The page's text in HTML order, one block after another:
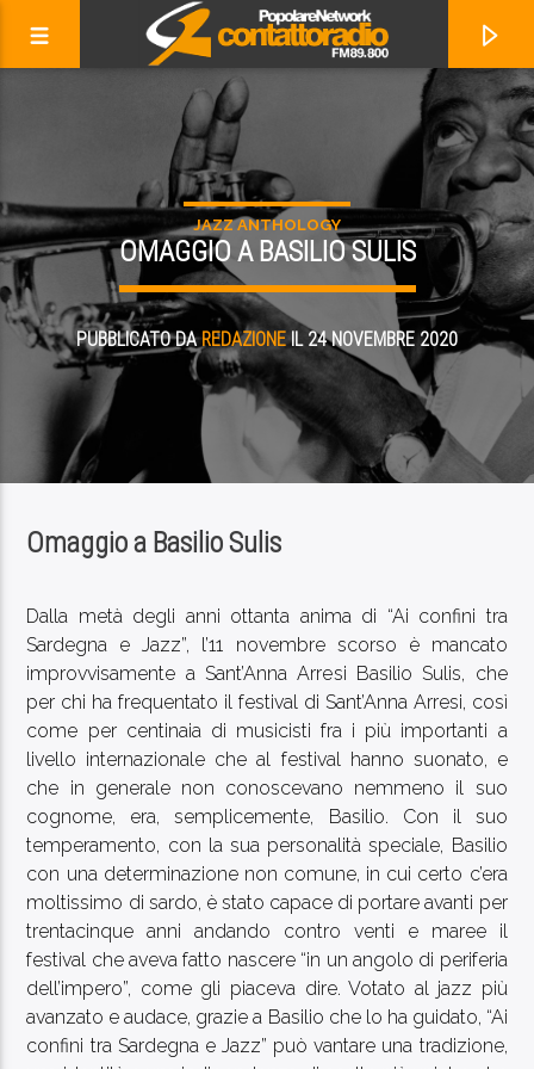
ADESSO IN ONDA
ENJOY THE SILENCE (FEAT. SKYE EDWARDS AND LARRY LOVE)
PROGRAMMA IN ONDA
MUSIC NO STOP!
01:00 08:30
SEGUICI SUI SOCIAL
JAZZ ANTHOLOGY
OMAGGIO A BASILIO SULIS
PUBBLICATO DAREDAZIONEIL 24 NOVEMBRE 2020
Omaggio a Basilio Sulis
Dalla metà degli anni ottanta anima di “Ai confini tra
Sardegna e Jazz”, l’11 novembre scorso è mancato
improvvisamente a Sant’Anna Arresi Basilio Sulis, che
per chi ha frequentato il festival di Sant’Anna Arresi, così
come per centinaia di musicisti fra i più importanti a
livello internazionale che al festival hanno suonato, e
che in generale non conoscevano nemmeno il suo
cognome, era, semplicemente, Basilio. Con il suo
temperamento, con la sua personalità speciale, Basilio
con una determinazione non comune, in cui certo c’era
moltissimo di sardo, è stato capace di portare avanti per
trentacinque anni andando contro venti e maree il
festival che aveva fatto nascere “in un angolo di periferia
dell’impero”, come gli piaceva dire. Votato al jazz più
avanzato e audace, grazie a Basilio che lo ha guidato, “Ai
confini tra Sardegna e Jazz” può vantare una tradizione,